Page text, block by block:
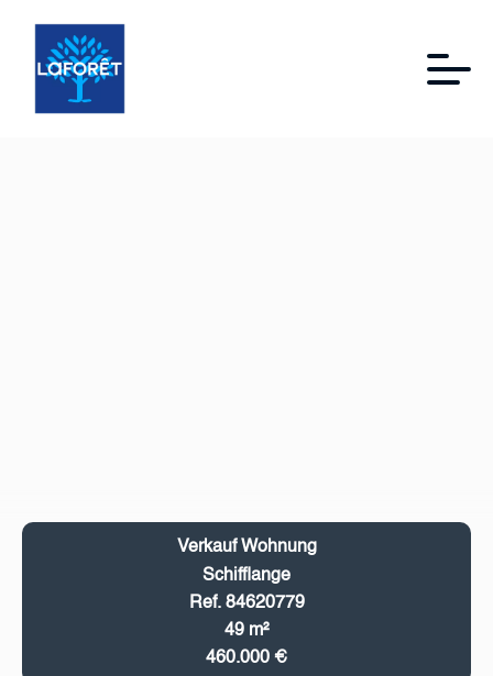
Verkauf Wohnung
Schifflange
Ref. 84620779
49 m²
460.000 €